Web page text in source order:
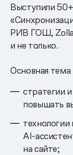
Выступили
РИВ ГОШ, Zolla,
и не только.
Основная
стратегии
повышать
AI-
на сайте;